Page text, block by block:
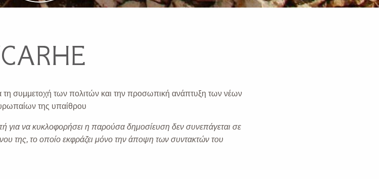
τη συμμετοχή των πολιτών και την προσωπική ανάπτυξη των νέων
της υπαίθρου
για να κυκλοφορήσει η παρούσα δημοσίευση δεν συνεπάγεται σε
της, το οποίο εκφράζει μόνο την άποψη των συντακτών του